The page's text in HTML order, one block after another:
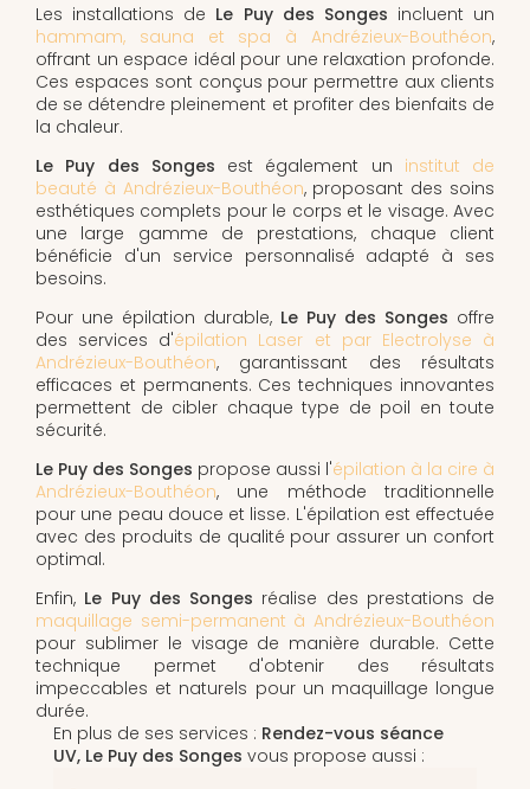
Les installations de Le Puy des Songes incluent un
hammam, sauna et spa à Andrézieux-Bouthéon,
offrant un espace idéal pour une relaxation profonde.
Ces espaces sont conçus pour permettre aux clients
de se détendre pleinement et profiter des bienfaits de
la chaleur.
Le Puy des Songes est également un institut de
beauté à Andrézieux-Bouthéon, proposant des soins
esthétiques complets pour le corps et le visage. Avec
une large gamme de prestations, chaque client
bénéficie d'un service personnalisé adapté à ses
besoins.
Pour une épilation durable, Le Puy des Songes offre
des services d'épilation Laser et par Electrolyse à
Andrézieux-Bouthéon, garantissant des résultats
efficaces et permanents. Ces techniques innovantes
permettent de cibler chaque type de poil en toute
sécurité.
Le Puy des Songes propose aussi l'épilation à la cire à
Andrézieux-Bouthéon, une méthode traditionnelle
pour une peau douce et lisse. L'épilation est effectuée
avec des produits de qualité pour assurer un confort
optimal.
Enfin, Le Puy des Songes réalise des prestations de
maquillage semi-permanent à Andrézieux-Bouthéon
pour sublimer le visage de manière durable. Cette
technique permet d'obtenir des résultats
impeccables et naturels pour un maquillage longue
durée.
En plus de ses services : Rendez-vous séance
UV, Le Puy des Songes vous propose aussi :